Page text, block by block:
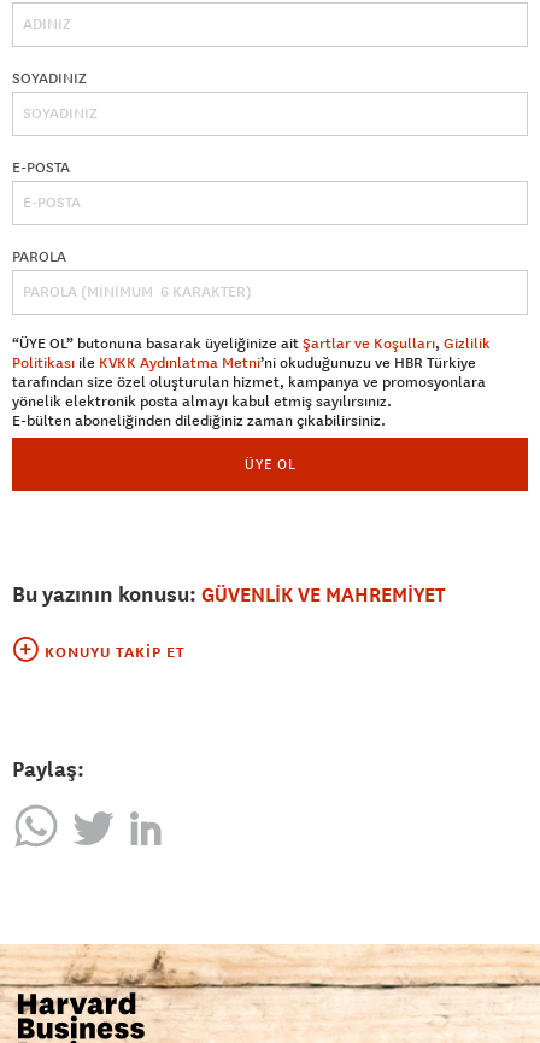
SOYADINIZ
E-POSTA
PAROLA
“ÜYE OL” butonuna basarak üyeliğinize aitŞartlar ve Koşulları, Gizlilik
Politikası ile KVKK Aydınlatma Metni’ni okuduğunuzu ve HBR Türkiye
tarafından size özel oluşturulan hizmet, kampanya ve promosyonlara
yönelik elektronik posta almayı kabul etmiş sayılırsınız.
E-bülten aboneliğinden dilediğiniz zaman çıkabilirsiniz.
ÜYE OL
Bu yazının konusu: GÜVENLİK VE MAHREMİYET
KONUYU TAKIP ET
Paylaş: